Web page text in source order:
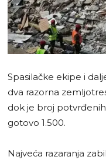
Spasilačke ekipe i
dva razorna
dok je broj
gotovo 1.500.
Najveća razaranja